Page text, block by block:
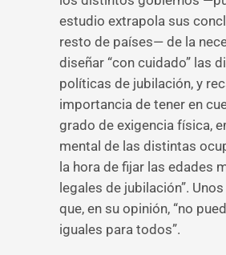
estudio extrapola sus
resto de países— de la
diseñar “con cuidado” las
políticas de jubilación, y
importancia de tener en
grado de exigencia física,
mental de las distintas
la hora de fijar las edades
legales de jubilación”.
que, en su opinión, “no
iguales para todos”.